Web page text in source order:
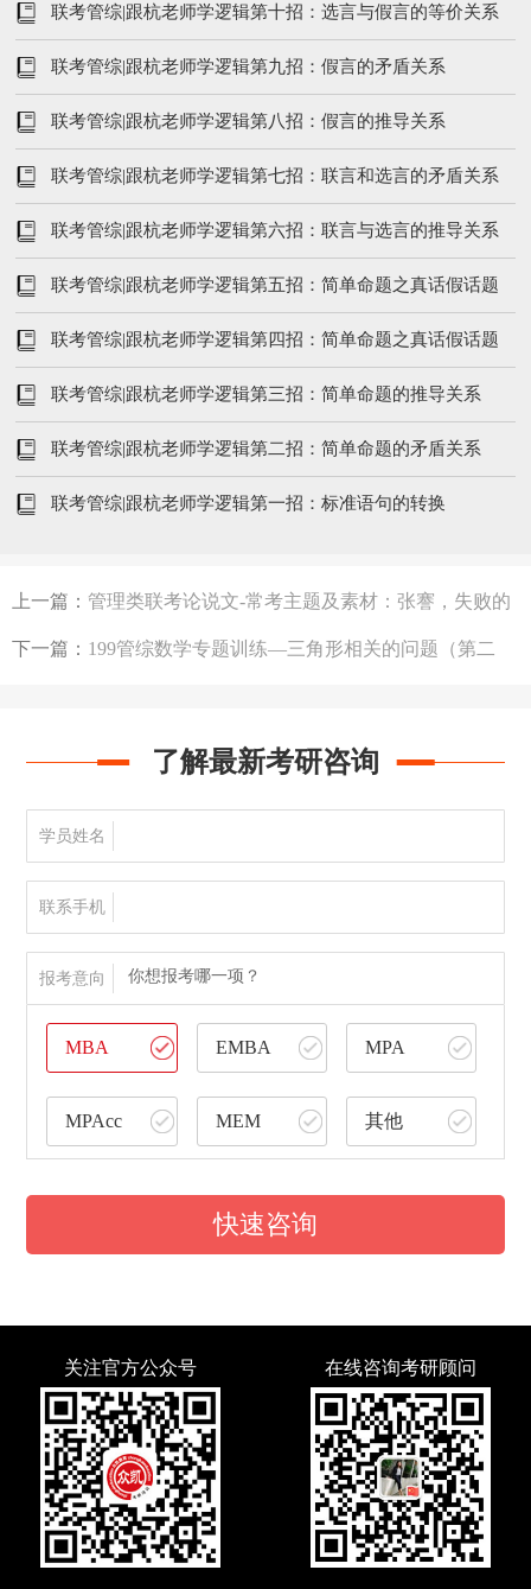
题(上）
联考管综|跟杭老师学逻辑第十招：选言与假言的等价关系
联考管综|跟杭老师学逻辑第九招：假言的矛盾关系
联考管综|跟杭老师学逻辑第八招：假言的推导关系
联考管综|跟杭老师学逻辑第七招：联言和选言的矛盾关系
联考管综|跟杭老师学逻辑第六招：联言与选言的推导关系
联考管综|跟杭老师学逻辑第五招：简单命题之真话假话题
（下）
联考管综|跟杭老师学逻辑第四招：简单命题之真话假话题
（上）
联考管综|跟杭老师学逻辑第三招：简单命题的推导关系
联考管综|跟杭老师学逻辑第二招：简单命题的矛盾关系
联考管综|跟杭老师学逻辑第一招：标准语句的转换
上一篇： 管理类联考论说文-常考主题及素材：张謇，失败的
英雄：05 士商崛起
下一篇： 199管综数学专题训练—三角形相关的问题（第二
了解最新考研咨询
学员姓名
联系手机
报考意向 你想报考哪一项？
MBA EMBA MPA
MPAcc MEM 其他
快速咨询
关注官方公众号 在线咨询考研顾问